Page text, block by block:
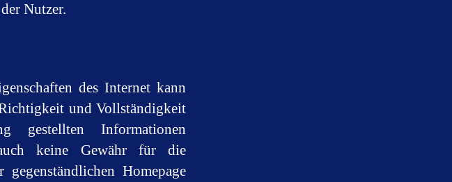
Nutzer.
des Internet kann
und Vollständigkeit
Informationen
keine Gewähr für die
Homepage